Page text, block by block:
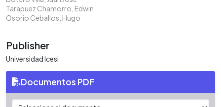
Tarapuez Chamorro, Edwin
Osorio Ceballos, Hugo
Publisher
Universidad Icesi
Documentos PDF